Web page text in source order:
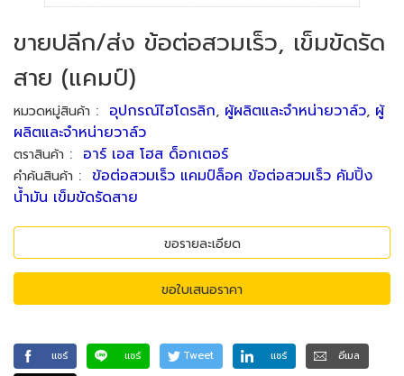
ขายปลีก/ส่ง ข้อต่อสวมเร็ว, เข็มขัดรัด
สาย (แคมป์)
หมวดหมู่สินค้า : อุปกรณ์ไฮโดรลิก, ผู้ผลิตและจำหน่ายวาล์ว, ผู้
ผลิตและจำหน่ายวาล์ว
ตราสินค้า : อาร์ เอส โฮส ด็อกเตอร์
คำค้นสินค้า : ข้อต่อสวมเร็ว แคมป์ล็อค ข้อต่อสวมเร็ว คัมปิ้ง
น้ำมัน เข็มขัดรัดสาย
ขอรายละเอียด
ขอใบเสนอราคา
แชร์ แชร์ Tweet แชร์
อีเมล